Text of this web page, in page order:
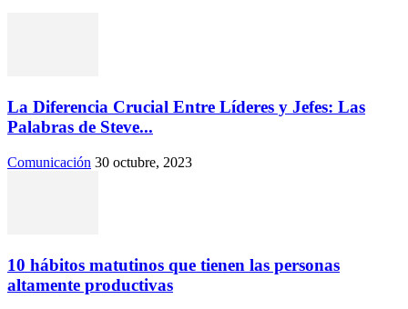
La Diferencia Crucial Entre Líderes y Jefes: Las
Palabras de Steve...
Comunicación 30 octubre, 2023
10 hábitos matutinos que tienen las personas
altamente productivas